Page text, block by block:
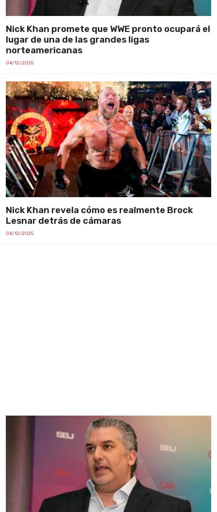
Nick Khan promete que WWE pronto ocupará el
lugar de una de las grandes ligas
norteamericanas
04/12/2025
Nick Khan revela cómo es realmente Brock
Lesnar detrás de cámaras
04/12/2025